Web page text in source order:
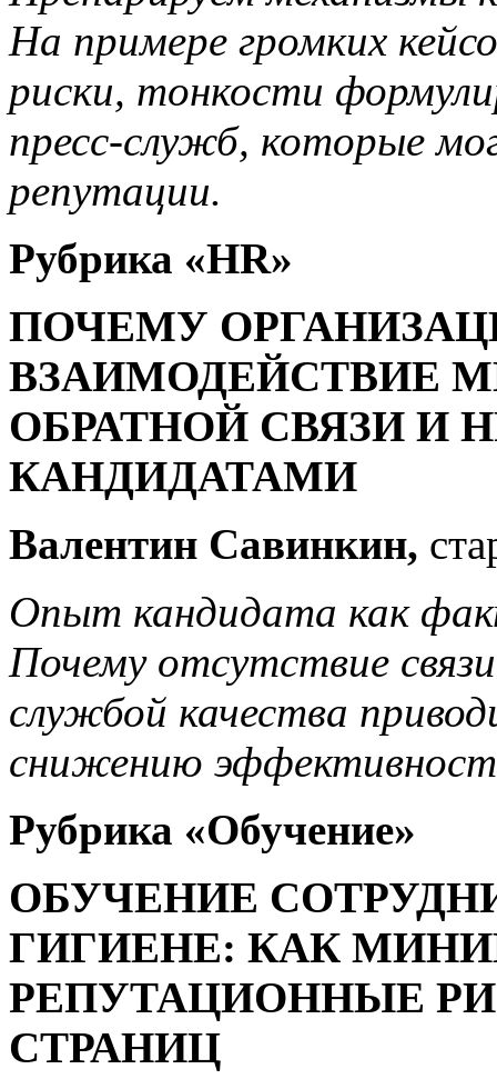
На примере громких
риски, тонкости
пресс-служб, которые
репутации.
Рубрика «HR»
ПОЧЕМУ
ВЗАИМОДЕЙСТВИЕ
ОБРАТНОЙ СВЯЗИ И
КАНДИДАТАМИ
Валентин Савинкин,
Опыт кандидата как
Почему отсутствие
службой качества
снижению
Рубрика «Обучение»
ОБУЧЕНИЕ
ГИГИЕНЕ: КАК
РЕПУТАЦИОННЫЕ
СТРАНИЦ